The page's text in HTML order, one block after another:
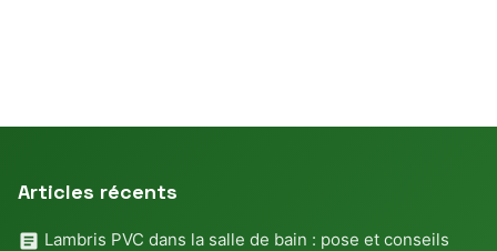
Articles récents
Lambris PVC dans la salle de bain : pose et conseils